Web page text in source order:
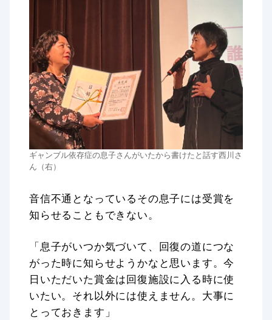
ギャンブル依存症の息子さんがいたから書けたと話す西川さ
ん（右）
音信不通となっているその息子には受賞を
知らせることもできない。
「息子がいつか気づいて、回復の道につな
がった時に知らせようかなと思います。今
日いただいた賞金は回復施設に入る時に使
いたい。それ以外には使えません。大事に
とっておきます」